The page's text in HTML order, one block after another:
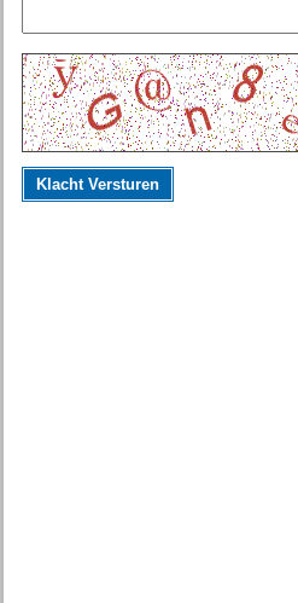
Klacht Versturen